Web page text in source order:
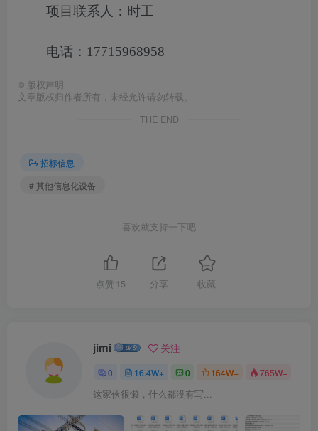
项目联系人：时工
电话：17715968958
© 版权声明
文章版权归作者所有，未经允许请勿转载。
THE END
招标信息
# 其他信息化设备
喜欢就支持一下吧
点赞 15 分享 收藏
jimi 关注
0 16.4W+ 0 164W+ 765W+
这家伙很懒，什么都没有写...